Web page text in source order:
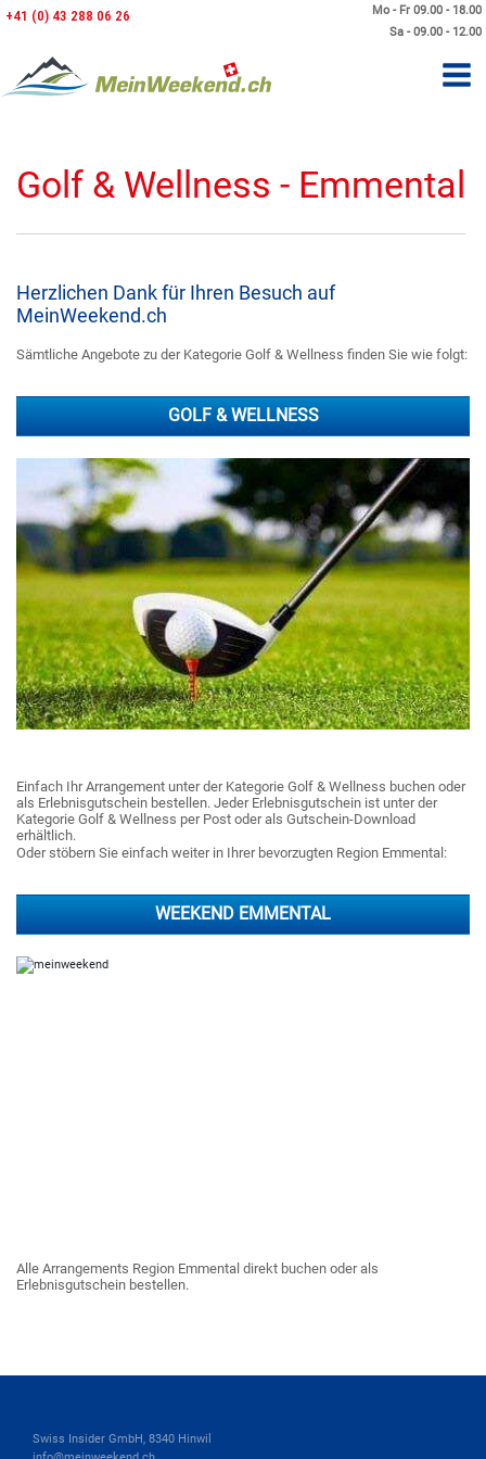
Mo - Fr 09.00 - 18.00
Sa - 09.00 - 12.00
+41 (0) 43 288 06 26
Golf & Wellness - Emmental
Herzlichen Dank für Ihren Besuch auf
MeinWeekend.ch
Sämtliche Angebote zu der Kategorie Golf & Wellness finden Sie wie folgt:
GOLF & WELLNESS
Einfach Ihr Arrangement unter der Kategorie Golf & Wellness buchen oder
als Erlebnisgutschein bestellen. Jeder Erlebnisgutschein ist unter der
Kategorie Golf & Wellness per Post oder als Gutschein-Download
erhältlich.
Oder stöbern Sie einfach weiter in Ihrer bevorzugten Region Emmental:
WEEKEND EMMENTAL
Alle Arrangements Region Emmental direkt buchen oder als
Erlebnisgutschein bestellen.
Swiss Insider GmbH, 8340 Hinwil